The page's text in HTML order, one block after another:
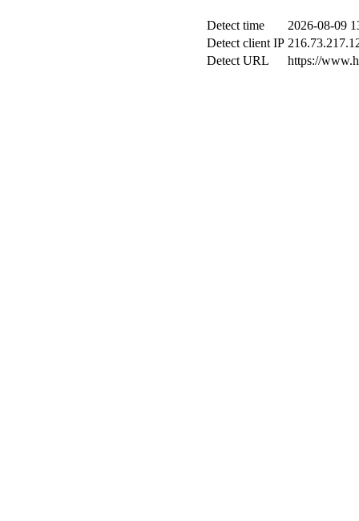
Detect time
2026-08-09
Detect client IP
Detect URL
https://